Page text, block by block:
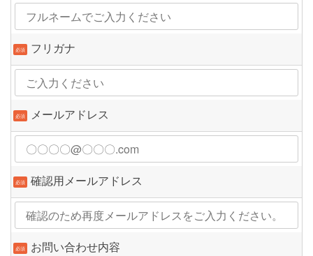
必須 フリガナ
必須 メールアドレス
必須 確認用メールアドレス
必須 お問い合わせ内容